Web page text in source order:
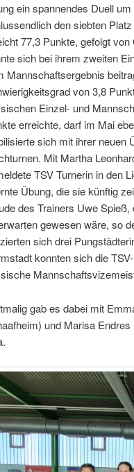
ein spannendes Duell
den siebten
77,3 Punkte, gefolgt
sich bei ihrem zweiten
Mannschaftsergebnis
von 3,8
Einzel- und
erreichte, darf im Mai
sich mit ihrer neuen
Mit Martha
TSV Turnerin in den
Übung, die sie künftig
des Trainers Uwe
gewesen wäre, so
sich drei
konnten sich die
gab es dabei mit
und Marisa